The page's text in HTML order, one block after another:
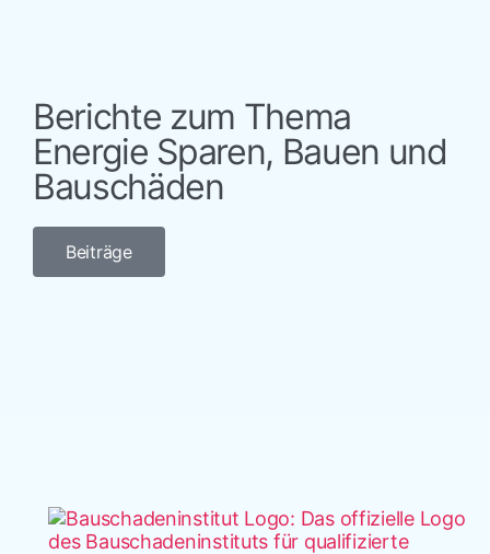
Berichte zum Thema
Energie Sparen, Bauen und
Bauschäden
Beiträge